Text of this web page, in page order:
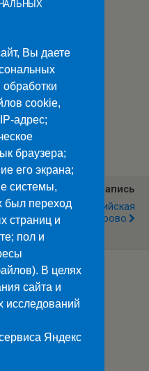
Следующая Запись
Всероссийская
Конференция Кемерово
Вы даете
cookie,
адрес;
браузера;
его экрана;
системы,
был переход
страниц и
пол и
В целях
сайта и
исследований
Яндекс